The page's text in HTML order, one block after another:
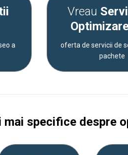
a
Vreau
oferta de servicii de
pachete
specifice despre